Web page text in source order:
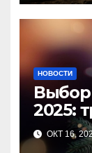
НОВОСТИ
Выбор
2025:
ОКТ 16,